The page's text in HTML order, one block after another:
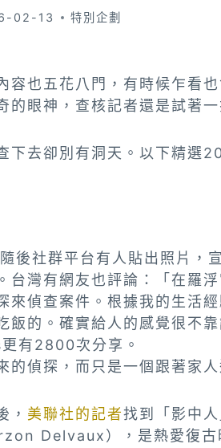
02-13 特別企劃
也五花八門，有時候乍看
眼神，查核記者還是試著一
下去卻別有洞天。以下精選
後社群平台有人貼出照片，
灣有網友也評論：「在羅
來偵查案件。根據我的生活
飯的。確實給人的感覺很不
有2800次分享。
偵探，而只是一個跟著家人
， 美聯社的記者找到「影中
Delvaux），是熱愛復古